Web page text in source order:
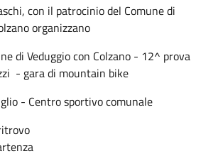
con il patrocinio del Comune di
organizzano
di Veduggio con Colzano - 12^ prova
- gara di mountain bike
- Centro sportivo comunale